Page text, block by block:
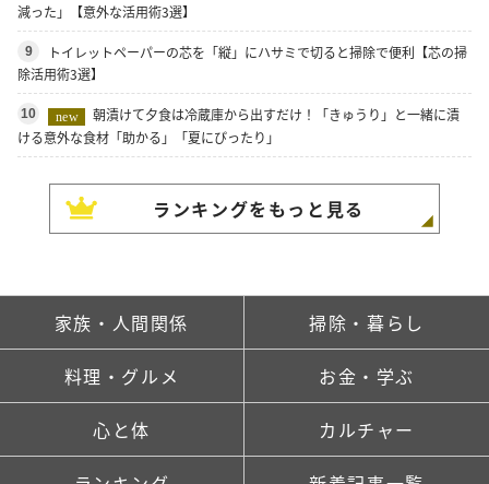
減った」【意外な活用術3選】
9
トイレットペーパーの芯を「縦」にハサミで切ると掃除で便利【芯の掃
除活用術3選】
10 new
朝漬けて夕食は冷蔵庫から出すだけ！「きゅうり」と一緒に漬
ける意外な食材「助かる」「夏にぴったり」
ランキングをもっと見る
家族・人間関係 掃除・暮らし
料理・グルメ お金・学ぶ
心と体 カルチャー